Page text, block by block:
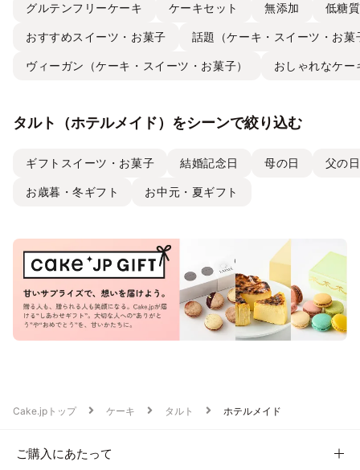
グルテンフリーケーキ ケーキセット 無添加 低糖
おすすめスイーツ・お菓子 話題（ケーキ・スイーツ・お菓
ヴィーガン（ケーキ・スイーツ・お菓子） おしゃれなケー
タルト（ホテルメイド）をシーンで絞り込む
ギフトスイーツ・お菓子 結婚記念日 母の日 父の日
お歳暮・冬ギフト お中元・夏ギフト
Cake.jpトップ ケーキ タルト ホテルメイド
ご購入にあたって